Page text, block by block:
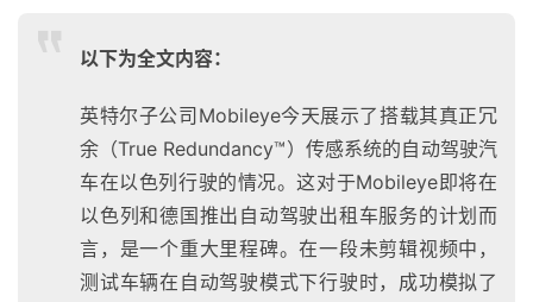
以下为全文内容：
英特尔子公司Mobileye今天展示了搭载其真正冗
余（True Redundancy™）传感系统的自动驾驶汽
车在以色列行驶的情况。这对于Mobileye即将在
以色列和德国推出自动驾驶出租车服务的计划而
言，是一个重大里程碑。在一段未剪辑视频中，
测试车辆在自动驾驶模式下行驶时，成功模拟了